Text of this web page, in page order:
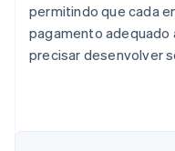
permitindo que cada
pagamento adequado
precisar desenvolver
Austrália